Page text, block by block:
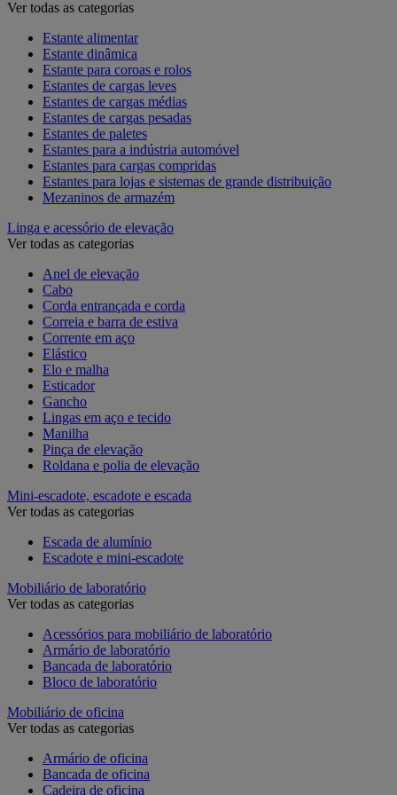
Ver todas as categorias
Estante alimentar
Estante dinâmica
Estante para coroas e rolos
Estantes de cargas leves
Estantes de cargas médias
Estantes de cargas pesadas
Estantes de paletes
Estantes para a indústria automóvel
Estantes para cargas compridas
Estantes para lojas e sistemas de grande distribuição
Mezaninos de armazém
Linga e acessório de elevação
Ver todas as categorias
Anel de elevação
Cabo
Corda entrançada e corda
Correia e barra de estiva
Corrente em aço
Elástico
Elo e malha
Esticador
Gancho
Lingas em aço e tecido
Manilha
Pinça de elevação
Roldana e polia de elevação
Mini-escadote, escadote e escada
Ver todas as categorias
Escada de alumínio
Escadote e mini-escadote
Mobiliário de laboratório
Ver todas as categorias
Acessórios para mobiliário de laboratório
Armário de laboratório
Bancada de laboratório
Bloco de laboratório
Mobiliário de oficina
Ver todas as categorias
Armário de oficina
Bancada de oficina
Cadeira de oficina